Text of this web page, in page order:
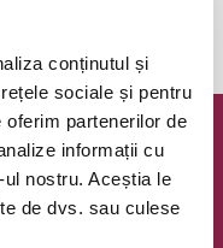
conținutul și
sociale și pentru
partenerilor de
informații cu
nostru. Aceștia le
de dvs. sau culese
cu cele mai noi